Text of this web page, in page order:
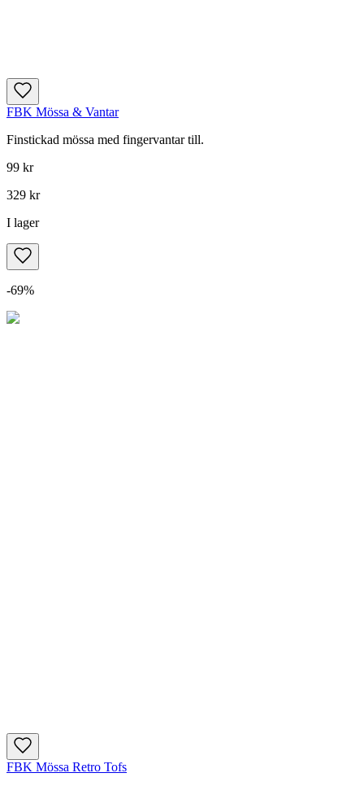
FBK Mössa & Vantar
Finstickad mössa med fingervantar till.
99 kr
329 kr
I lager
-69%
FBK Mössa Retro Tofs